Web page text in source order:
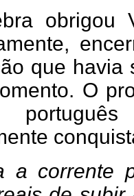
obrigou
que havia
O
a corrente